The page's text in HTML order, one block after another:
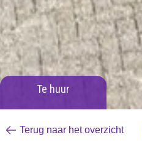
Te huur
Terug naar het overzicht